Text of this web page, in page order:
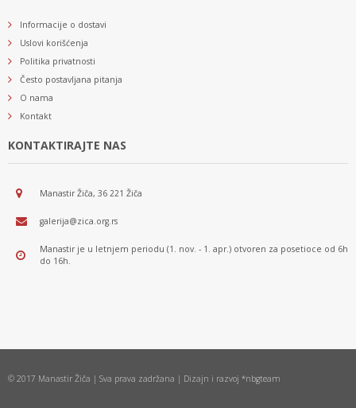
Informacije o dostavi
Uslovi korišćenja
Politika privatnosti
Često postavljana pitanja
O nama
Kontakt
KONTAKTIRAJTE NAS
Manastir Žiča, 36 221 Žiča
galerija@zica.org.rs
Manastir je u letnjem periodu (1. nov. - 1. apr.) otvoren za posetioce od 6h
do 16h.
© 2017 Manastir Žiča | Sva prava zadržana | Dizajn i razvoj *nbgteam